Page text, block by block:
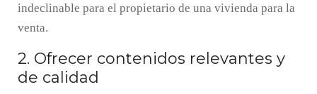
indeclinable para el propietario de una vivienda para la
venta.
2. Ofrecer contenidos relevantes y
de calidad